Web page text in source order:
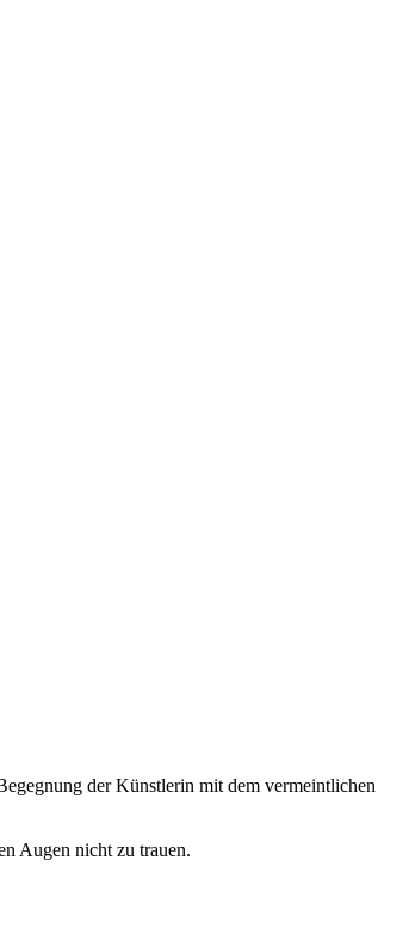
der Künstlerin mit dem vermeintlichen
Augen nicht zu trauen.